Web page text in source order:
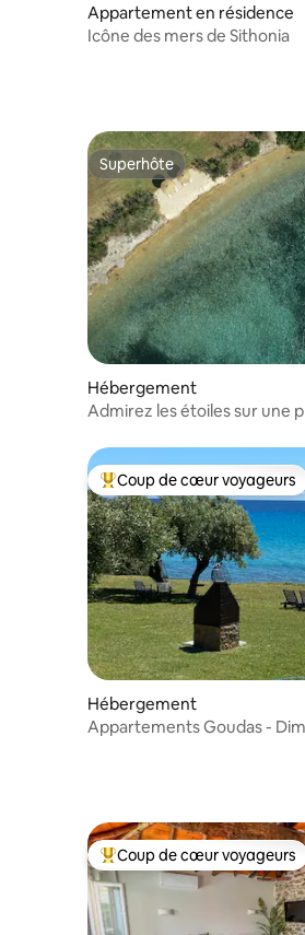
Appartement en résidence
Icône des mers de Sithonia
Superhôte
Superhôte
Hébergement
Admirez les étoiles sur une
Coups de cœur voyageurs
Coup de cœur voyageurs
Hébergement
Appartements Goudas -
Coups de cœur voyageurs
Coup de cœur voyageurs